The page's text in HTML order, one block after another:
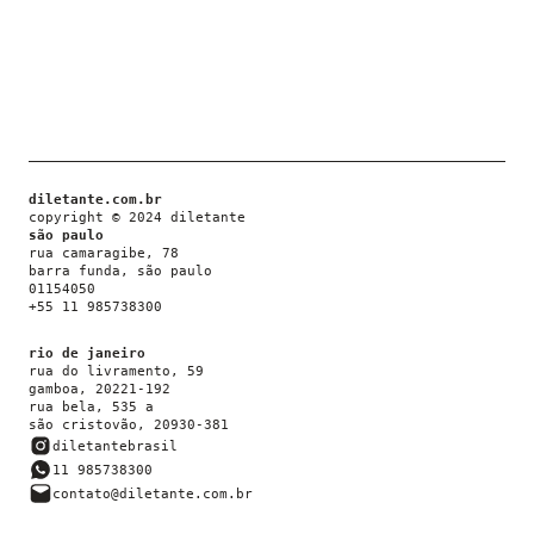
diletante.com.br
copyright © 2024 diletante
são paulo
rua camaragibe, 78
barra funda, são paulo
01154050
+55 11 985738300
rio de janeiro
rua do livramento, 59
gamboa, 20221-192
rua bela, 535 a
são cristovão, 20930-381
diletantebrasil
11 985738300
contato@diletante.com.br